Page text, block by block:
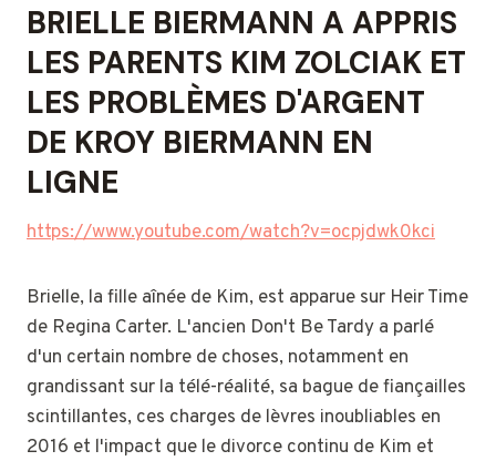
BRIELLE BIERMANN A APPRIS
LES PARENTS KIM ZOLCIAK ET
LES PROBLÈMES D'ARGENT
DE KROY BIERMANN EN
LIGNE
https://www.youtube.com/watch?v=ocpjdwk0kci
Brielle, la fille aînée de Kim, est apparue sur Heir Time
de Regina Carter. L'ancien Don't Be Tardy a parlé
d'un certain nombre de choses, notamment en
grandissant sur la télé-réalité, sa bague de fiançailles
scintillantes, ces charges de lèvres inoubliables en
2016 et l'impact que le divorce continu de Kim et